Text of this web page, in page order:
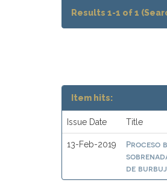
Results 1-1 of 1
Item hits:
Issue Date Title
13-Feb-2019
Proceso
de